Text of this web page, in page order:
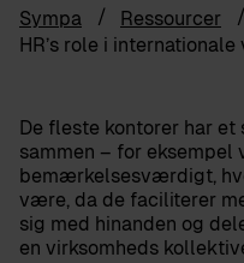
Sympa Ressourcer
HR’s role i
De fleste kontorer har
sammen – for eksempel
bemærkelsesværdigt,
være, da de faciliterer
sig med hinanden og
en virksomheds